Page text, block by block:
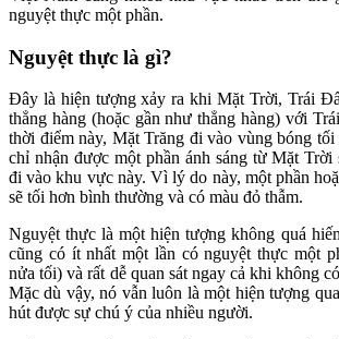
nguyệt thực một phần.
Nguyệt thực là gì?
Đây là hiện tượng xảy ra khi Mặt Trời, Trái
thẳng hàng (hoặc gần như thẳng hàng) với
thời điểm này, Mặt Trăng đi vào vùng bóng
chỉ nhận được một phần ánh sáng từ Mặt
đi vào khu vực này. Vì lý do này, một phần
sẽ tối hơn bình thường và có màu đỏ thẫm.
Nguyệt thực là một hiện tượng không quá
cũng có ít nhất một lần có nguyệt thực một
nửa tối) và rất dễ quan sát ngay cả khi không
Mặc dù vậy, nó vẫn luôn là một hiện tượng
hút được sự chú ý của nhiều người.